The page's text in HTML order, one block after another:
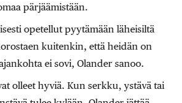
pärjäämistään.
opetellut pyytämään läheisiltä
kuitenkin, että heidän on
ei sovi, Olander sanoo.
olleet hyviä. Kun serkku, ystävä tai